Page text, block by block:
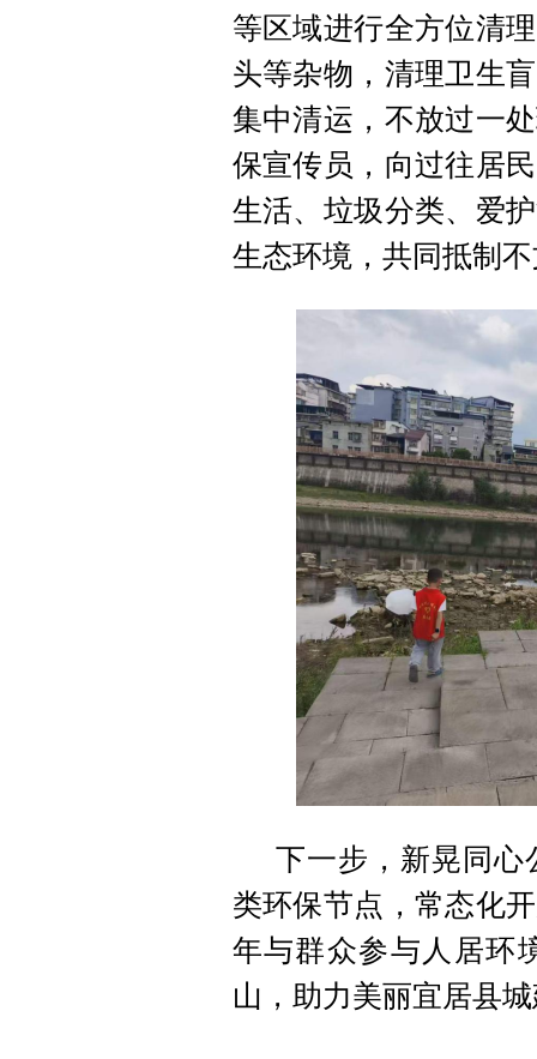
等区域进行全方位清
头等杂物，清理卫生
集中清运，不放过一
保宣传员，向过往居
生活、垃圾分类、爱
生态环境，共同抵制
下一步，新晃同心
类环保节点，常态化
年与群众参与人居环
山，助力美丽宜居县